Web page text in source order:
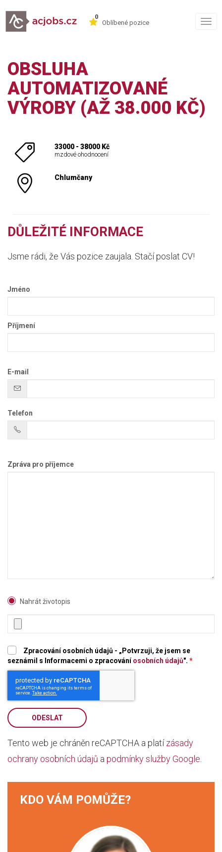
0
Oblíbené pozice
OBSLUHA
AUTOMATIZOVANÉ
VÝROBY (AŽ 38.000 KČ)
33000 - 38000 Kč
mzdové ohodnocení
Chlumčany
DŮLEŽITÉ INFORMACE
Jsme rádi, že Vás pozice zaujala. Stačí poslat CV!
Jméno
Příjmení
E-mail
Telefon
Zpráva pro příjemce
Nahrát životopis
Zpracování osobních údajů - „Potvrzuji, že jsem se
seznámil s Informacemi o zpracováníosobních údajů". *
ODESLAT
Tento web je chráněn reCAPTCHA a platízásady
ochrany osobních údajů a podmínky služby Google
KDO VÁM POMŮŽE?